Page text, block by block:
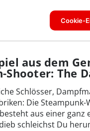
aus dem
Shooter: The
Schlösser,
Die Steampunk-
aus einer ganz
schleichst Du